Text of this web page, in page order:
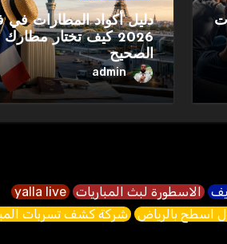
دليل أكواد المطارات في
2026 كيف تختار مطارك
الصحيح
admin
الاسطورة لبث المباريات yalla live
اسطح بالرياض شركة كشف تسربات